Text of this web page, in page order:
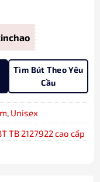
Tìm Bút Theo Yêu
Cầu
, Unisex
TB 2127922 cao cấp